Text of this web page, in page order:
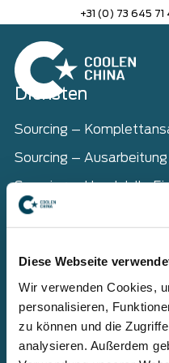
Diese Webseite
Wir verwenden Cookies,
personalisieren,
zu können und die
analysieren. Außerdem
+31 (0) 73 645 71
Home
Home
Diensten
Sourcing –
Sourcing –
Sourcing – Handel: Ihr
Verträge
Rechtsberatung
Qualitätskontrolle